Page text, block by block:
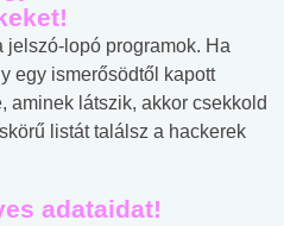
jelszó-lopó programok. Ha
egy ismerősödtől kapott
aminek látszik, akkor csekkold
listát találsz a hackerek
adataidat!